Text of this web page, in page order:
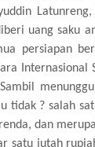
uang
persiapan
tidak ? salah
dan
satu jutah